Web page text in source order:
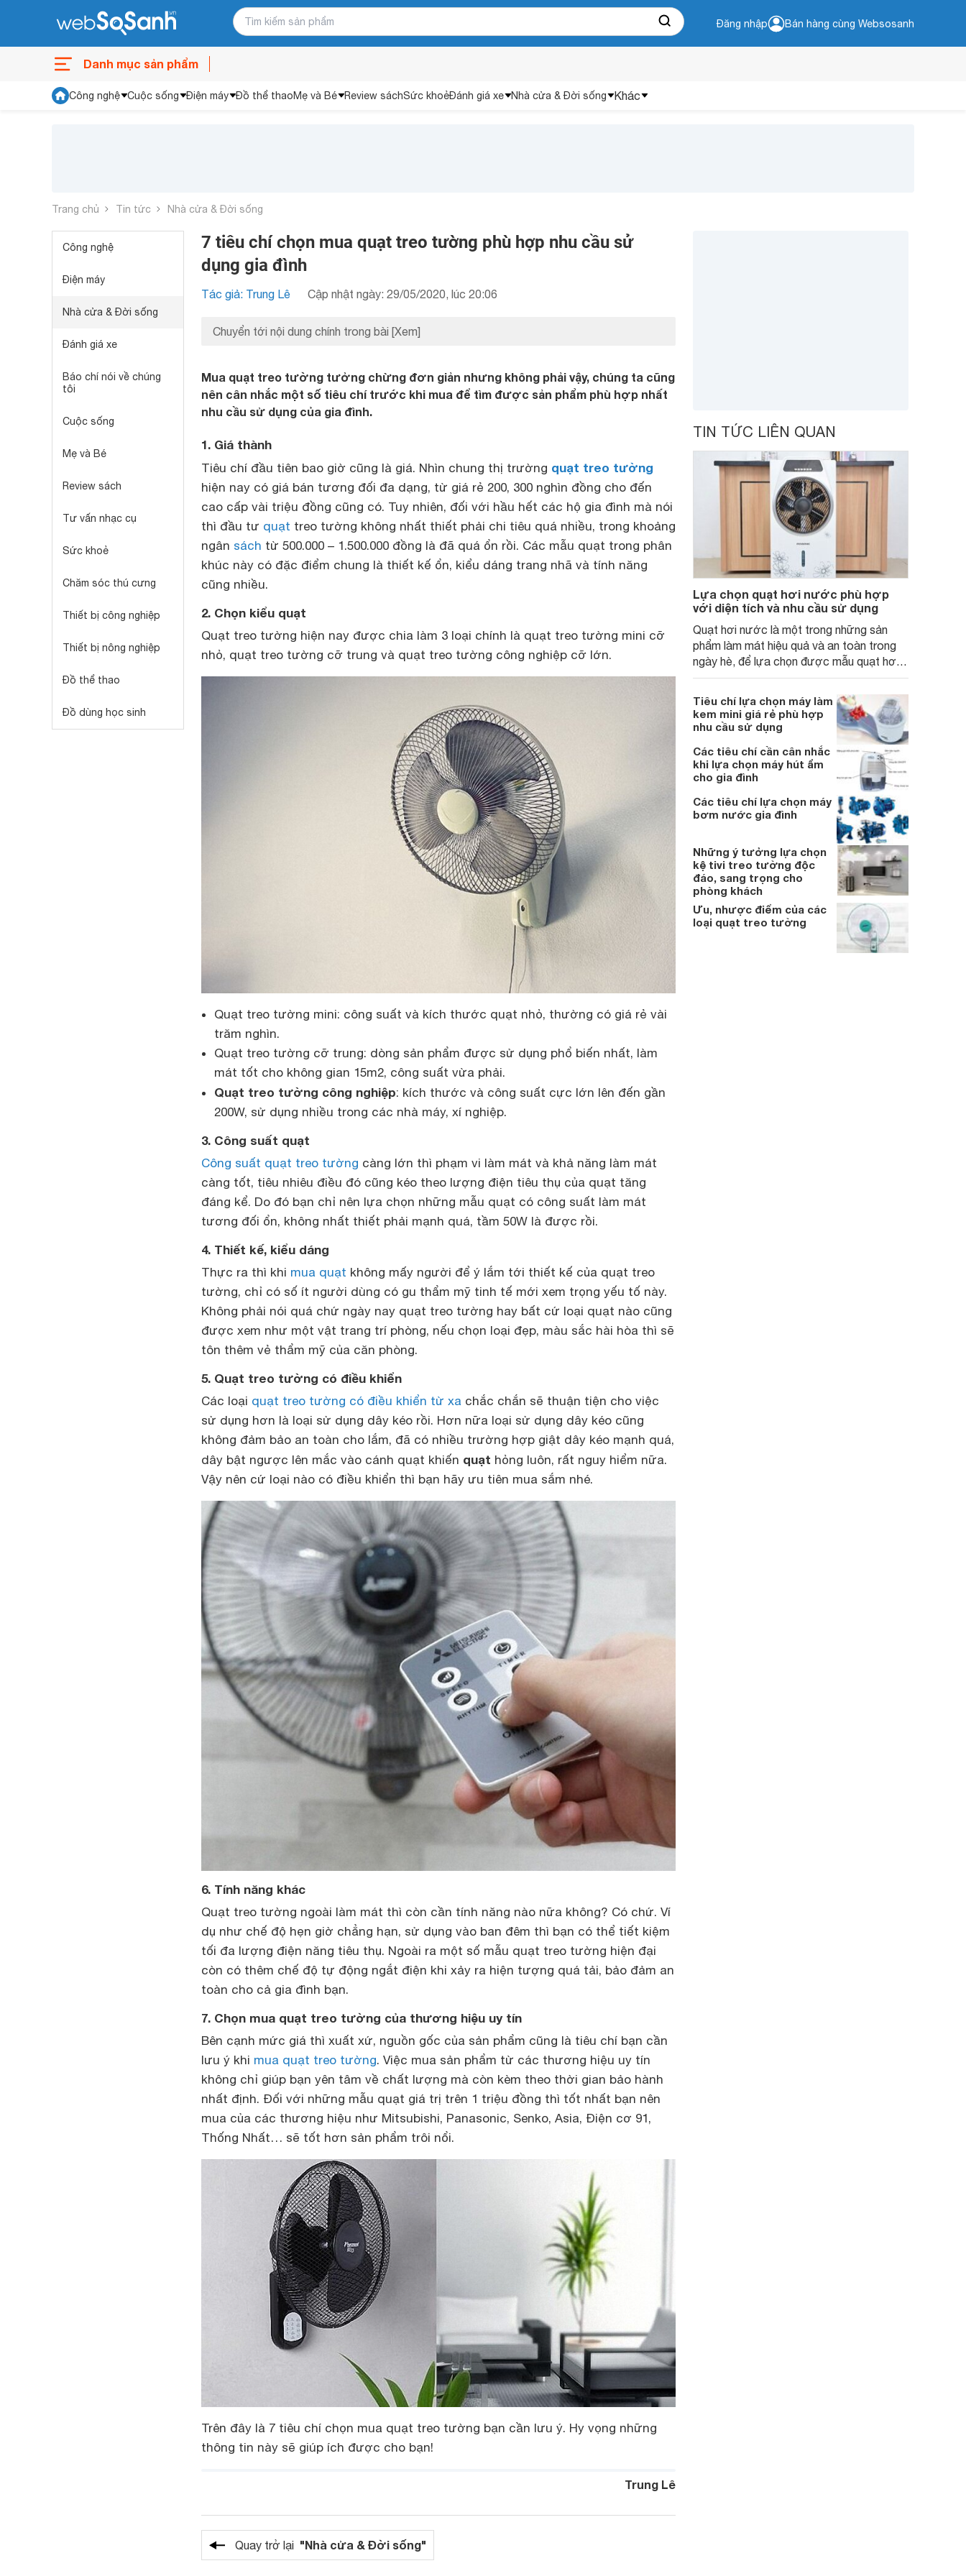
Đăng nhập Bán hàng cùng Websosanh
Danh mục sản phẩm
Công nghệ Cuộc sống Điện máy Đồ thể thaoMẹ và Bé Review sáchSức khoẻĐánh giá xe Nhà cửa & Đời sống Khác
Trang chủ Tin tức Nhà cửa & Đời sống
Công nghệ
Điện máy
Nhà cửa & Đời sống
Đánh giá xe
Báo chí nói về chúng
tôi
Cuộc sống
Mẹ và Bé
Review sách
Tư vấn nhạc cụ
Sức khoẻ
Chăm sóc thú cưng
Thiết bị công nghiệp
Thiết bị nông nghiệp
Đồ thể thao
Đồ dùng học sinh
7 tiêu chí chọn mua quạt treo tường phù hợp nhu cầu sử
dụng gia đình
Tác giả: Trung Lê Cập nhật ngày: 29/05/2020, lúc 20:06
Chuyển tới nội dung chính trong bài [Xem]
Mua quạt treo tường tưởng chừng đơn giản nhưng không phải vậy, chúng ta cũng
nên cân nhắc một số tiêu chí trước khi mua để tìm được sản phẩm phù hợp nhất
nhu cầu sử dụng của gia đình.
1. Giá thành
Tiêu chí đầu tiên bao giờ cũng là giá. Nhìn chung thị trường quạt treo tường
hiện nay có giá bán tương đối đa dạng, từ giá rẻ 200, 300 nghìn đồng cho đến
cao cấp vài triệu đồng cũng có. Tuy nhiên, đối với hầu hết các hộ gia đình mà nói
thì đầu tư quạt treo tường không nhất thiết phải chi tiêu quá nhiều, trong khoảng
ngân sách từ 500.000 – 1.500.000 đồng là đã quá ổn rồi. Các mẫu quạt trong phân
khúc này có đặc điểm chung là thiết kế ổn, kiểu dáng trang nhã và tính năng
cũng nhiều.
2. Chọn kiểu quạt
Quạt treo tường hiện nay được chia làm 3 loại chính là quạt treo tường mini cỡ
nhỏ, quạt treo tường cỡ trung và quạt treo tường công nghiệp cỡ lớn.
Quạt treo tường mini: công suất và kích thước quạt nhỏ, thường có giá rẻ vài
trăm nghìn.
Quạt treo tường cỡ trung: dòng sản phẩm được sử dụng phổ biến nhất, làm
mát tốt cho không gian 15m2, công suất vừa phải.
Quạt treo tường công nghiệp: kích thước và công suất cực lớn lên đến gần
200W, sử dụng nhiều trong các nhà máy, xí nghiệp.
3. Công suất quạt
Công suất quạt treo tường càng lớn thì phạm vi làm mát và khả năng làm mát
càng tốt, tiêu nhiêu điều đó cũng kéo theo lượng điện tiêu thụ của quạt tăng
đáng kể. Do đó bạn chỉ nên lựa chọn những mẫu quạt có công suất làm mát
tương đối ổn, không nhất thiết phải mạnh quá, tầm 50W là được rồi.
4. Thiết kế, kiểu dáng
Thực ra thì khi mua quạt không mấy người để ý lắm tới thiết kế của quạt treo
tường, chỉ có số ít người dùng có gu thẩm mỹ tinh tế mới xem trọng yếu tố này.
Không phải nói quá chứ ngày nay quạt treo tường hay bất cứ loại quạt nào cũng
được xem như một vật trang trí phòng, nếu chọn loại đẹp, màu sắc hài hòa thì sẽ
tôn thêm vẻ thẩm mỹ của căn phòng.
5. Quạt treo tường có điều khiển
Các loại quạt treo tường có điều khiển từ xa chắc chắn sẽ thuận tiện cho việc
sử dụng hơn là loại sử dụng dây kéo rồi. Hơn nữa loại sử dụng dây kéo cũng
không đảm bảo an toàn cho lắm, đã có nhiều trường hợp giật dây kéo mạnh quá,
dây bật ngược lên mắc vào cánh quạt khiến quạt hỏng luôn, rất nguy hiểm nữa.
Vậy nên cứ loại nào có điều khiển thì bạn hãy ưu tiên mua sắm nhé.
6. Tính năng khác
Quạt treo tường ngoài làm mát thì còn cần tính năng nào nữa không? Có chứ. Ví
dụ như chế độ hẹn giờ chẳng hạn, sử dụng vào ban đêm thì bạn có thể tiết kiệm
tối đa lượng điện năng tiêu thụ. Ngoài ra một số mẫu quạt treo tường hiện đại
còn có thêm chế độ tự động ngắt điện khi xảy ra hiện tượng quá tải, bảo đảm an
toàn cho cả gia đình bạn.
7. Chọn mua quạt treo tường của thương hiệu uy tín
Bên cạnh mức giá thì xuất xứ, nguồn gốc của sản phẩm cũng là tiêu chí bạn cần
lưu ý khi mua quạt treo tường. Việc mua sản phẩm từ các thương hiệu uy tín
không chỉ giúp bạn yên tâm về chất lượng mà còn kèm theo thời gian bảo hành
nhất định. Đối với những mẫu quạt giá trị trên 1 triệu đồng thì tốt nhất bạn nên
mua của các thương hiệu như Mitsubishi, Panasonic, Senko, Asia, Điện cơ 91,
Thống Nhất… sẽ tốt hơn sản phẩm trôi nổi.
Trên đây là 7 tiêu chí chọn mua quạt treo tường bạn cần lưu ý. Hy vọng những
thông tin này sẽ giúp ích được cho bạn!
Trung Lê
Quay trở lại "Nhà cửa & Đời sống"
TIN TỨC LIÊN QUAN
Lựa chọn quạt hơi nước phù hợp
với diện tích và nhu cầu sử dụng
Quạt hơi nước là một trong những sản
phẩm làm mát hiệu quả và an toàn trong
ngày hè, để lựa chọn được mẫu quạt hơi
nước phù hợp thì người dùng cần lưu tâm
Tiêu chí lựa chọn máy làm
kem mini giá rẻ phù hợp
nhu cầu sử dụng
Các tiêu chí cần cân nhắc
khi lựa chọn máy hút ẩm
cho gia đình
Các tiêu chí lựa chọn máy
bơm nước gia đình
Những ý tưởng lựa chọn
kệ tivi treo tường độc
đáo, sang trọng cho
phòng khách
Ưu, nhược điểm của các
loại quạt treo tường